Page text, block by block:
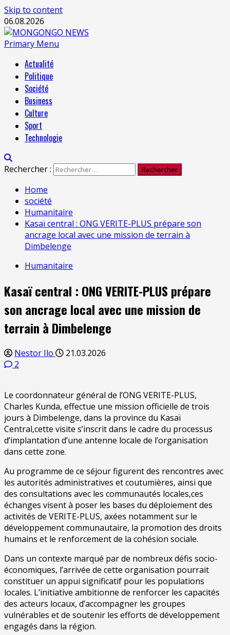
Skip to content
06.08.2026
Primary Menu
Actualité
Politique
Société
Business
Culture
Sport
Technologie
Rechercher :
Home
société
Humanitaire
Kasaï central : ONG VERITE-PLUS prépare son
ancrage local avec une mission de terrain à
Dimbelenge
Humanitaire
Kasaï central : ONG VERITE-PLUS prépare
son ancrage local avec une mission de
terrain à Dimbelenge
Nestor Ilo
21.03.2026
2
Le coordonnateur général de l’ONG VERITE-PLUS,
Charles Kunda, effectue une mission officielle de trois
jours à Dimbelenge, dans la province du Kasaï
Central,cette visite s’inscrit dans le cadre du processus
d’implantation d’une antenne locale de l’organisation
dans cette zone.
Au programme de ce séjour figurent des rencontres avec
les autorités administratives et coutumières, ainsi que
des consultations avec les communautés locales,ces
échanges visent à poser les bases du déploiement des
activités de VERITE-PLUS, axées notamment sur le
développement communautaire, la promotion des droits
humains et le renforcement de la cohésion sociale.
Dans un contexte marqué par de nombreux défis socio-
économiques, l’arrivée de cette organisation pourrait
constituer un appui significatif pour les populations
locales. L’initiative ambitionne de renforcer les capacités
des acteurs locaux, d’accompagner les groupes
vulnérables et de soutenir les efforts de développement
engagés dans la région.